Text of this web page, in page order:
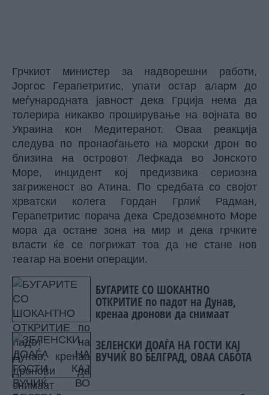
Грчкиот министер за надворешни работи,
Јоргос Герапетритис, упати остар аларм до
меѓународната јавност дека Грција нема да
толерира никакво проширување на војната во
Украина кон Медитеранот. Оваа реакција
следува по пронаоѓањето на морски дрон во
близина на островот Лефкада во Јонското
Море, инцидент кој предизвика сериозна
загриженост во Атина. По средбата со својот
хрватски колега Гордан Грлиќ Радман,
Герапетритис порача дека Средоземното Море
мора да остане зона на мир и дека грчките
власти ќе се погрижат тоа да не стане нов
театар на воени операции.
БУГАРИТЕ СО ШОКАНТНО
ОТКРИТИЕ по падот на Дунав,
кренаа дронови да снимаат
ЗЕЛЕНСКИ ДОАЃА НА ГОСТИ КАЈ
ВУЧИЌ ВО БЕЛГРАД, ОВАА САБОТА